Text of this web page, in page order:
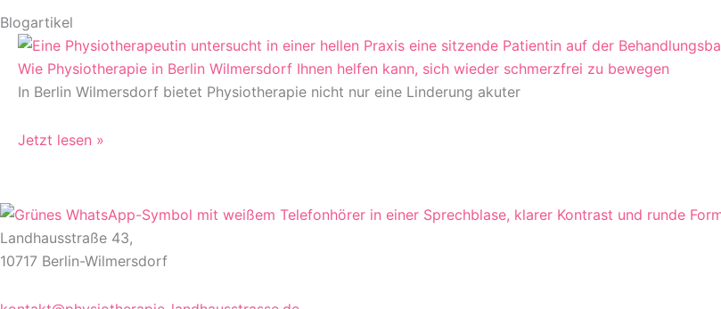
Blogartikel
Wie Physiotherapie in Berlin Wilmersdorf Ihnen helfen kann, sich wieder schmerzfrei zu bewegen
In Berlin Wilmersdorf bietet Physiotherapie nicht nur eine Linderung akuter
Jetzt lesen »
Landhausstraße 43,
10717 Berlin-Wilmersdorf